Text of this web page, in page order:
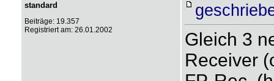
standard
Beiträge: 19.357
Registriert am: 26.01.2002
Gleich 3
Receiver